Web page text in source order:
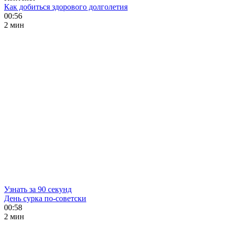
Как добиться здорового долголетия
00:56
2 мин
Узнать за 90 секунд
День сурка по-советски
00:58
2 мин